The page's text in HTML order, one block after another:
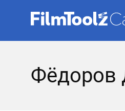
Фёдоров